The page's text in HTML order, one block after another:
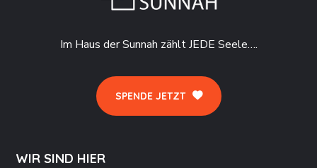
Im Haus der Sunnah zählt JEDE Seele….
SPENDE JETZT
WIR SIND HIER